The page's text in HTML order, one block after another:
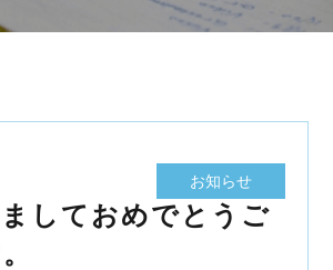
お知らせ
しておめでとうご